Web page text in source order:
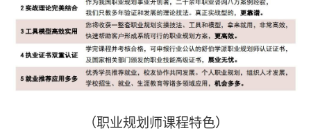
（职业规划师课程特色）